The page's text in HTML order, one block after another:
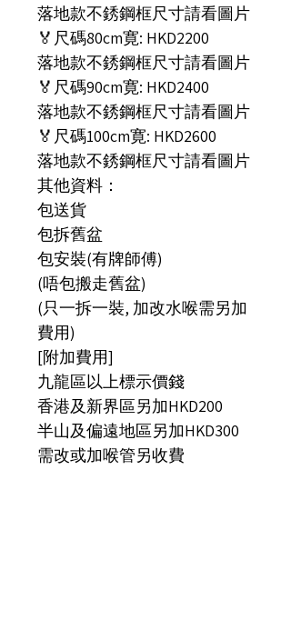
落地款不銹鋼框尺寸請看圖片
🏅尺碼80cm寛: HKD2200
落地款不銹鋼框尺寸請看圖片
🏅尺碼90cm寛: HKD2400
落地款不銹鋼框尺寸請看圖片
🏅尺碼100cm寛: HKD2600
落地款不銹鋼框尺寸請看圖片
其他資料：
包送貨
包拆舊盆
包安裝(有牌師傅)
(唔包搬走舊盆)
(只一拆一裝, 加改水喉需另加
費用)
[附加費用]
九龍區以上標示價錢
香港及新界區另加HKD200
半山及偏遠地區另加HKD300
需改或加喉管另收費